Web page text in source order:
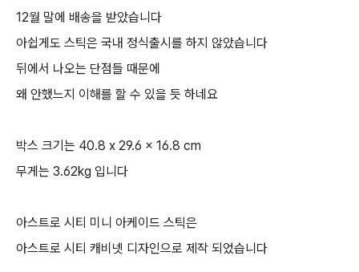
12월 말에 배송을 받았습니다
아쉽게도 스틱은 국내 정식출시를 하지 않았습니다
뒤에서 나오는 단점들 때문에
왜 안했느지 이해를 할 수 있을 듯 하네요
박스 크기는 40.8 x 29.6 x 16.8 cm
무게는 3.62kg 입니다
아스트로 시티 미니 아케이드 스틱은
아스트로 시티 캐비넷 디자인으로 제작 되었습니다